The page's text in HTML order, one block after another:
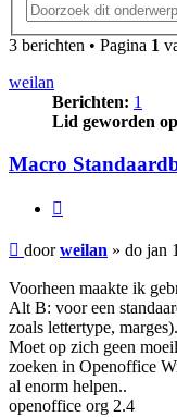
3 berichten • Pagina 1
weilan
Berichten: 1
Lid geworden
Macro
Bericht
doorweilan » do jan
Voorheen maakte ik
Alt B: voor een
zoals lettertype, marges).
Moet op zich geen
zoeken in Openoffice
al enorm helpen..
openoffice org 2.4